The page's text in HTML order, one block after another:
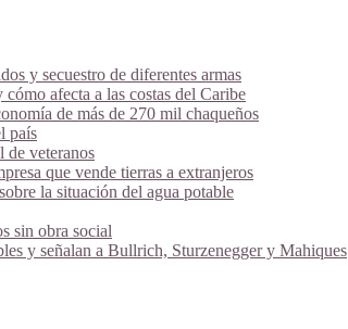
y secuestro de diferentes armas
afecta a las costas del Caribe
de más de 270 mil chaqueños
país
veteranos
que vende tierras a extranjeros
la situación del agua potable
sin obra social
y señalan a Bullrich, Sturzenegger y Mahiques